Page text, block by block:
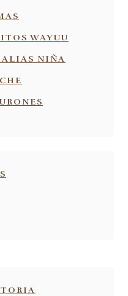
WAYUU
NIÑA